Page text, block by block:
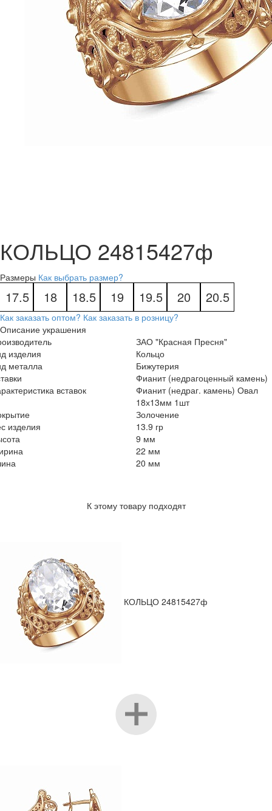
КОЛЬЦО 24815427ф
Размеры Как выбрать размер?
17.5 18 18.5 19 19.5 20 20.5
Как заказать оптом? Как заказать в розницу?
Описание украшения
ЗАО "Красная Пресня"
изделия
Кольцо
металла
Бижутерия
Фианит (недрагоценный камень)
вставок
Фианит (недраг. камень) Овал
18х13мм 1шт
Золочение
изделия
13.9 гр
9 мм
22 мм
20 мм
К этому товару подходят
КОЛЬЦО 24815427ф